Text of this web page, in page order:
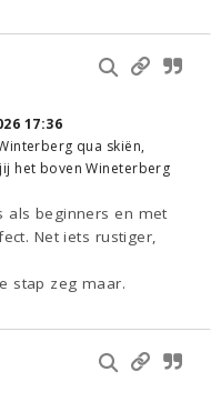
17:36
qua skiën,
het boven Wineterberg
als beginners en met
Net iets rustiger,
stap zeg maar.